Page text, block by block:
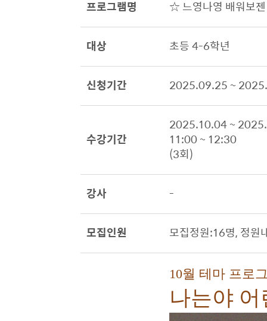
프로그램명 ☆ 느영나영 배워보젠
대상 초등 4-6학년
신청기간 2025.09.25 ~
수강기간
2025.10.04 ~
11:00 ~ 12:30
(3회)
강사 -
모집인원 모집정원:16명, 정원
10월 테마 프로
나는야